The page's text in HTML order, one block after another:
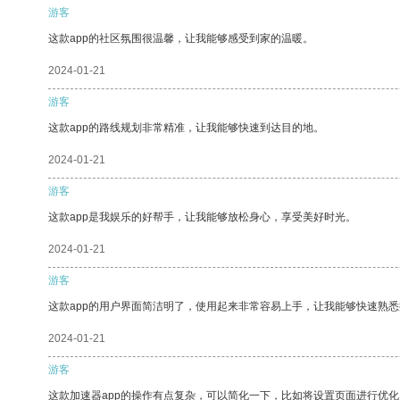
游客
这款app的社区氛围很温馨，让我能够感受到家的温暖。
2024-01-21
游客
这款app的路线规划非常精准，让我能够快速到达目的地。
2024-01-21
游客
这款app是我娱乐的好帮手，让我能够放松身心，享受美好时光。
2024-01-21
游客
这款app的用户界面简洁明了，使用起来非常容易上手，让我能够快速熟悉
2024-01-21
游客
这款加速器app的操作有点复杂，可以简化一下，比如将设置页面进行优化